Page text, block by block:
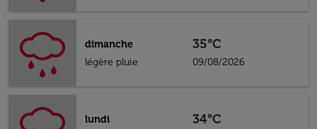
dimanche
légère pluie
35°C
09/08/2026
lundi
34°C